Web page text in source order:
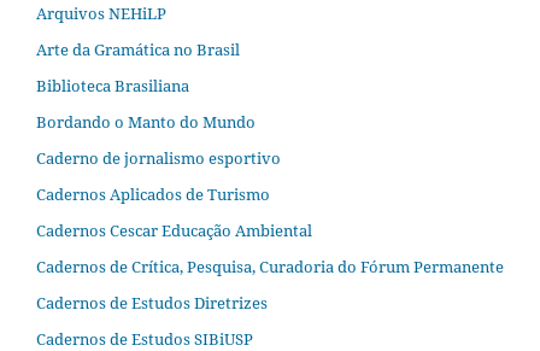
Arquivos NEHiLP
Arte da Gramática no Brasil
Biblioteca Brasiliana
Bordando o Manto do Mundo
Caderno de jornalismo esportivo
Cadernos Aplicados de Turismo
Cadernos Cescar Educação Ambiental
Cadernos de Crítica, Pesquisa, Curadoria do Fórum Permanente
Cadernos de Estudos Diretrizes
Cadernos de Estudos SIBiUSP